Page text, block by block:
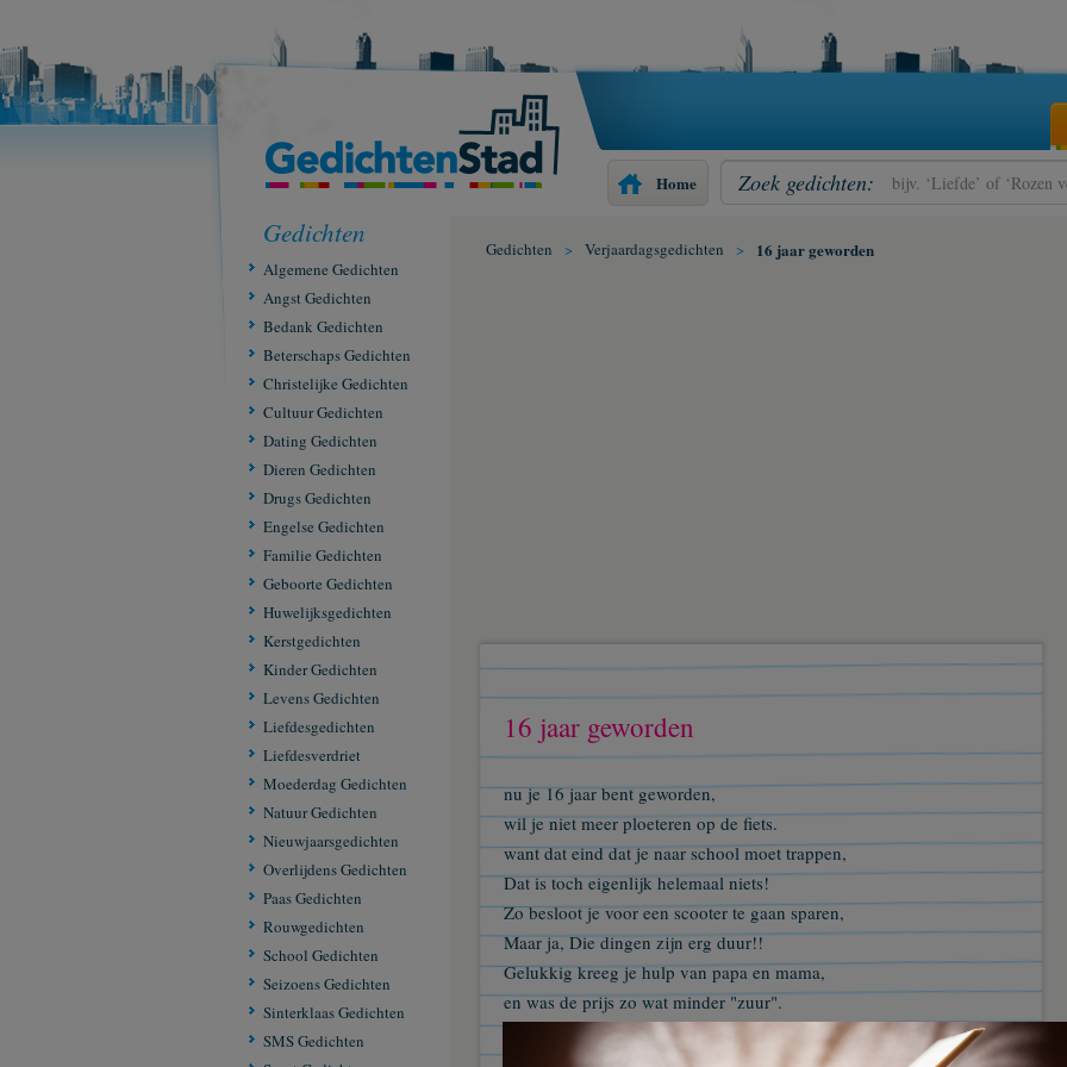
Home Zoek gedichten:
Gedichten
Algemene Gedichten
Angst Gedichten
Bedank Gedichten
Beterschaps Gedichten
Christelijke Gedichten
Cultuur Gedichten
Dating Gedichten
Dieren Gedichten
Drugs Gedichten
Engelse Gedichten
Familie Gedichten
Geboorte Gedichten
Huwelijksgedichten
Kerstgedichten
Kinder Gedichten
Levens Gedichten
Liefdesgedichten
Liefdesverdriet
Moederdag Gedichten
Natuur Gedichten
Nieuwjaarsgedichten
Overlijdens Gedichten
Paas Gedichten
Rouwgedichten
School Gedichten
Seizoens Gedichten
Sinterklaas Gedichten
SMS Gedichten
Gedichten > Verjaardagsgedichten > 16 jaar geworden
16 jaar geworden
nu je 16 jaar bent geworden,
wil je niet meer ploeteren op de fiets.
want dat eind dat je naar school moet trappen,
Dat is toch eigenlijk helemaal niets!
Zo besloot je voor een scooter te gaan sparen,
Maar ja, Die dingen zijn erg duur!!
Gelukkig kreeg je hulp van papa en mama,
en was de prijs zo wat minder "zuur".
Zo is de scooter er dus TÃ³ch gekomen
En kun je je fiets nu laten staan.